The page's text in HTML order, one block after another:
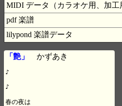
MIDI データ（カラオケ用、加工
pdf 楽譜
lilypond 楽譜データ
「艶」 かずあき
♪
♪
春の夜は